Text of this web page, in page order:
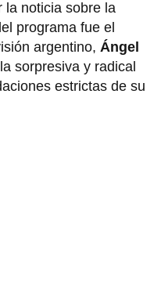
la noticia sobre la
programa fue el
argentino, Ángel
sorpresiva y radical
estrictas de su